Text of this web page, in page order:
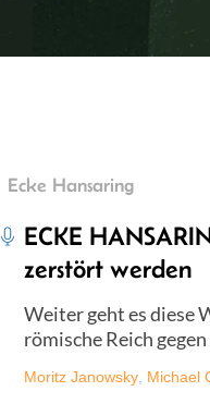
Ecke Hansaring
ECKE
zerstört werden
Weiter geht es diese
römische Reich
Moritz Janowsky Michael